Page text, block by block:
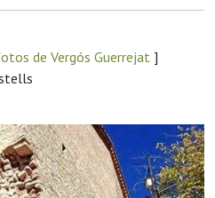
de Vergós Guerrejat ]